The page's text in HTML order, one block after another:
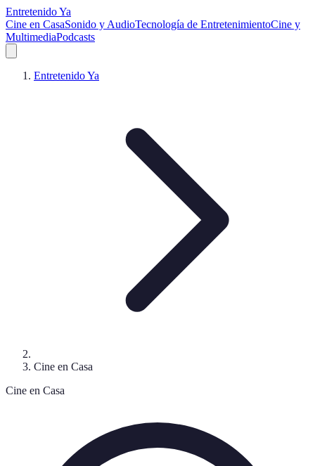
Entretenido Ya
Cine en CasaSonido y AudioTecnología de EntretenimientoCine y
MultimediaPodcasts
Entretenido Ya
Cine en Casa
Cine en Casa